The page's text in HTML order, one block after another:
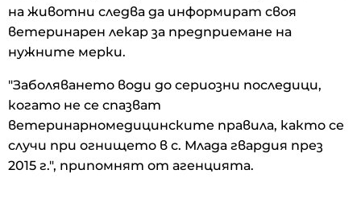
на животни следва да информират своя
ветеринарен лекар за предприемане на
нужните мерки.
"Заболяването води до сериозни последици,
когато не се спазват
ветеринарномедицинските правила, както се
случи при огнището в с. Млада гвардия през
2015 г.", припомнят от агенцията.